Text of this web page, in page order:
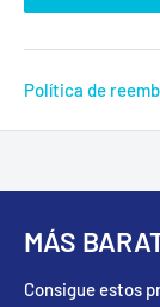
Política de
MÁS
Consigue estos